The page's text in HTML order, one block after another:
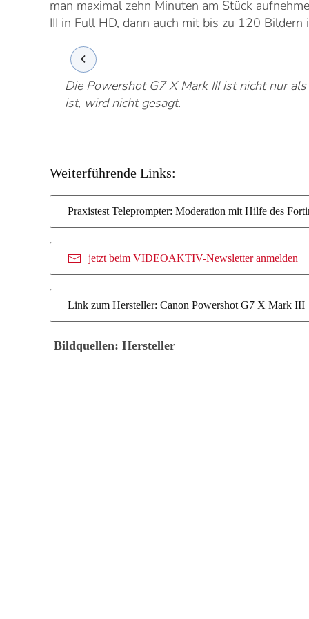
man maximal zehn Minuten am Stück
III in Full HD, dann auch mit bis zu 120 Bildern
Die Powershot G7 X Mark III ist nicht nur
ist, wird nicht gesagt.
Weiterführende Links:
Praxistest Teleprompter: Moderation mit Hilfe des
jetzt beim VIDEOAKTIV-Newsletter anmelden
Link zum Hersteller: Canon Powershot G7 X Mark III
Bildquellen: Hersteller